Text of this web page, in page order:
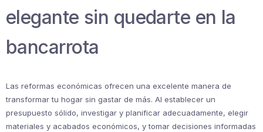
elegante sin quedarte en la
bancarrota
Las reformas económicas ofrecen una excelente manera de
transformar tu hogar sin gastar de más. Al establecer un
presupuesto sólido, investigar y planificar adecuadamente, elegir
materiales y acabados económicos, y tomar decisiones informadas